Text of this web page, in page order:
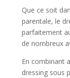
Que ce soit
parentale, le
parfaitement
de nombreux
En combinant
dressing sous